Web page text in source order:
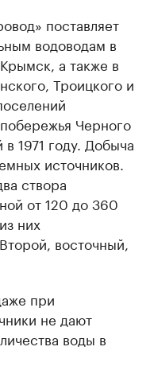
поставляет
водоводам в
а также в
Троицкого и
Черного
1971 году. Добыча
источников.
створа
от 120 до 360
них
восточный,
при
не дают
воды в